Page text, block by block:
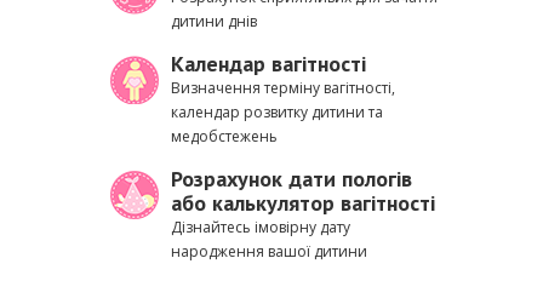
дитини днів
Календар вагітності
Визначення терміну вагітності,
календар розвитку дитини та
медобстежень
Розрахунок дати пологів
або калькулятор вагітності
Дізнайтесь імовірну дату
народження вашої дитини